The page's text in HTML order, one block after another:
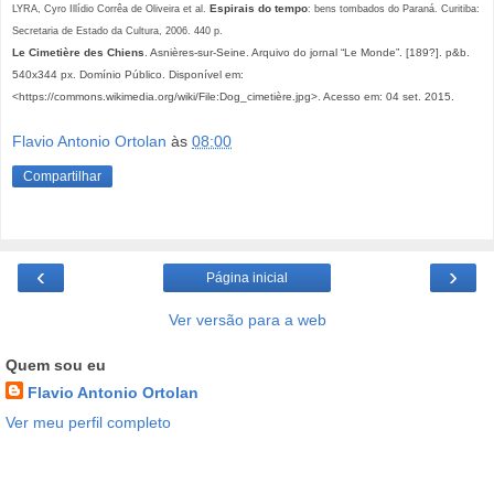
LYRA, Cyro Illídio Corrêa de Oliveira et al. Espirais do tempo: bens tombados do Paraná. Curitiba:
Secretaria de Estado da Cultura, 2006. 440 p.
Le Cimetière des Chiens . Asnières-sur-Seine. Arquivo do jornal “Le Monde”. [189?]. p&b.
540x344 px. Domínio Público. Disponível em:
<https://commons.wikimedia.org/wiki/File:Dog_cimetière.jpg>. Acesso em: 04 set. 2015.
Flavio Antonio Ortolan às 08:00
Compartilhar
‹ ›
Página inicial
Ver versão para a web
Quem sou eu
Flavio Antonio Ortolan
Ver meu perfil completo